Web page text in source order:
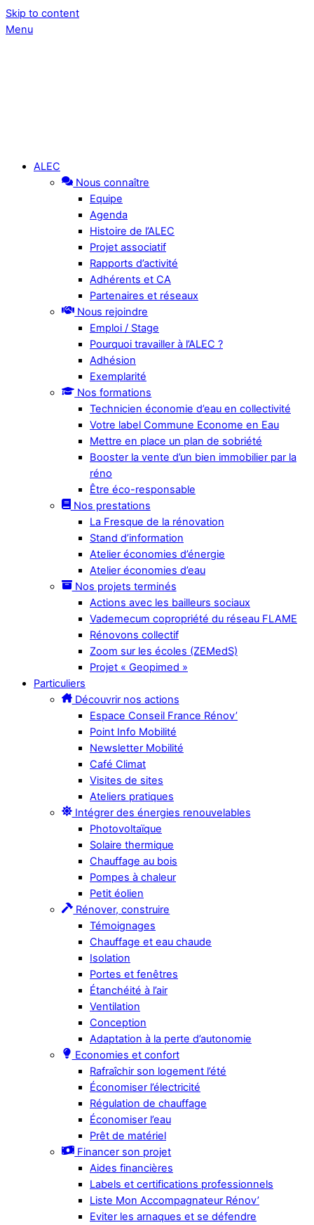
Skip to content
Menu
ALEC
Nous connaître
Equipe
Agenda
Histoire de l’ALEC
Projet associatif
Rapports d’activité
Adhérents et CA
Partenaires et réseaux
Nous rejoindre
Emploi / Stage
Pourquoi travailler à l’ALEC ?
Adhésion
Exemplarité
Nos formations
Technicien économie d’eau en collectivité
Votre label Commune Econome en Eau
Mettre en place un plan de sobriété
Booster la vente d’un bien immobilier par la
réno
Être éco-responsable
Nos prestations
La Fresque de la rénovation
Stand d’information
Atelier économies d’énergie
Atelier économies d’eau
Nos projets terminés
Actions avec les bailleurs sociaux
Vademecum copropriété du réseau FLAME
Rénovons collectif
Zoom sur les écoles (ZEMedS)
Projet « Geopimed »
Particuliers
Découvrir nos actions
Espace Conseil France Rénov’
Point Info Mobilité
Newsletter Mobilité
Café Climat
Visites de sites
Ateliers pratiques
Intégrer des énergies renouvelables
Photovoltaïque
Solaire thermique
Chauffage au bois
Pompes à chaleur
Petit éolien
Rénover, construire
Témoignages
Chauffage et eau chaude
Isolation
Portes et fenêtres
Étanchéité à l’air
Ventilation
Conception
Adaptation à la perte d’autonomie
Economies et confort
Rafraîchir son logement l’été
Économiser l’électricité
Régulation de chauffage
Économiser l’eau
Prêt de matériel
Financer son projet
Aides financières
Labels et certifications professionnels
Liste Mon Accompagnateur Rénov’
Eviter les arnaques et se défendre